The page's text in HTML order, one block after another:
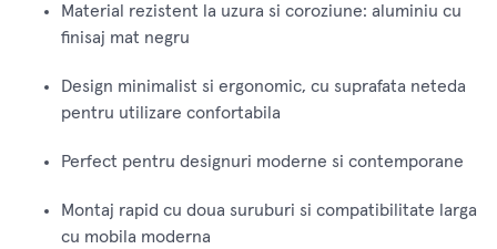
Material rezistent la uzura si coroziune: aluminiu cu
finisaj mat negru
Design minimalist si ergonomic, cu suprafata neteda
pentru utilizare confortabila
Perfect pentru designuri moderne si contemporane
Montaj rapid cu doua suruburi si compatibilitate larga
cu mobila moderna